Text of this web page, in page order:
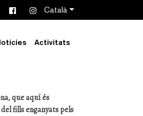
Català
Activitats
que aquí és
fills enganyats pels